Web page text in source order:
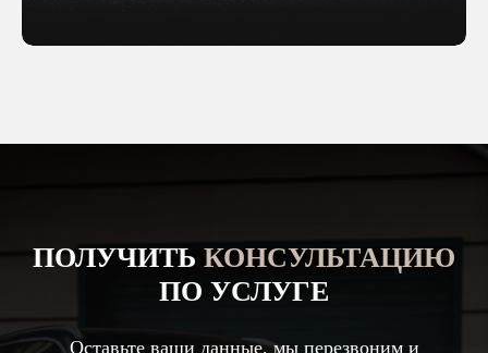
ПОЛУЧИТЬ КОНСУЛЬТАЦИЮ
ПО УСЛУГЕ
Оставьте ваши данные, мы перезвоним и